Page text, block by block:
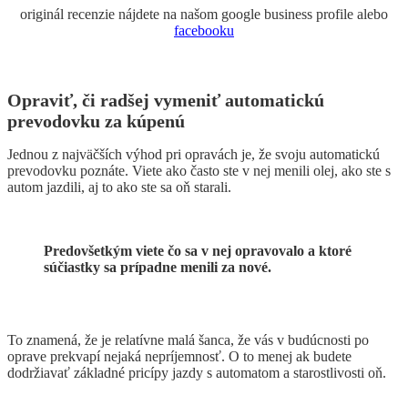
originál recenzie nájdete na našom google business profile alebo
facebooku
Opraviť, či radšej vymeniť automatickú
prevodovku za kúpenú
Jednou z najväčších výhod pri opravách je, že svoju automatickú
prevodovku poznáte. Viete ako často ste v nej menili olej, ako ste s
autom jazdili, aj to ako ste sa oň starali.
Predovšetkým viete čo sa v nej opravovalo a ktoré
súčiastky sa prípadne menili za nové.
To znamená, že je relatívne malá šanca, že vás v budúcnosti po
oprave prekvapí nejaká nepríjemnosť. O to menej ak budete
dodržiavať základné pricípy jazdy s automatom a starostlivosti oň.